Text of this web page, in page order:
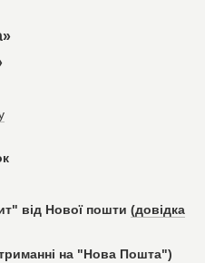
від Нової пошти (довідка
на "Нова Пошта")